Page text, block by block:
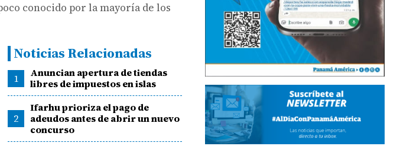
conocido por la mayoría de los
Noticias Relacionadas
1
Anuncian apertura de tiendas
libres de impuestos en islas
2
Ifarhu prioriza el pago de
adeudos antes de abrir un nuevo
concurso